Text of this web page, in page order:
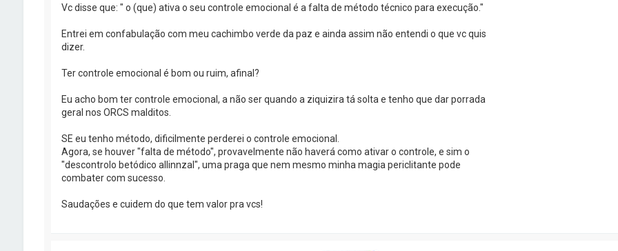
Vc disse que: " o (que) ativa o seu controle emocional é a falta de método técnico para execução."
Entrei em confabulação com meu cachimbo verde da paz e ainda assim não entendi o que vc quis
dizer.
Ter controle emocional é bom ou ruim, afinal?
Eu acho bom ter controle emocional, a não ser quando a ziquizira tá solta e tenho que dar porrada
geral nos ORCS malditos.
SE eu tenho método, dificilmente perderei o controle emocional.
Agora, se houver "falta de método", provavelmente não haverá como ativar o controle, e sim o
"descontrolo betódico allinnzal", uma praga que nem mesmo minha magia periclitante pode
combater com sucesso.
Saudações e cuidem do que tem valor pra vcs!